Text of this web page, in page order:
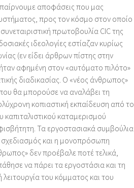
παίρνουμε αποφάσεις που μας
προς τον κόσμο στον οποίο
πρωτοβουλία CIC της
ιδεολογίες εστίαζαν κυρίως
(εν είδει άρθρων πίστης στην
αφημένη στον «αυτόματο πιλότο»
διαδικασίας. Ο «νέος άνθρωπος»
θα μπορούσε να αναλάβει τη
κοπιαστική εκπαίδευση από το
καπιταλιστικού καταμερισμού
Τα εργοστασιακά συμβούλια
σχεδιασμός και η μονοπρόσωπη
δεν προέβαλε ποτέ τελικά,
να πάρει τα εργοστάσια και τη
του κόμματος και του